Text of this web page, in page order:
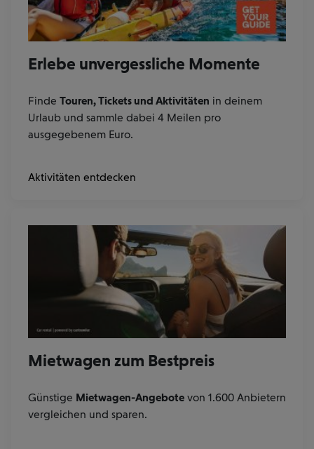
Erlebe unvergessliche Momente
Finde Touren, Tickets und Aktivitäten in deinem
Urlaub und sammle dabei 4 Meilen pro
ausgegebenem Euro.
Aktivitäten entdecken
Mietwagen zum Bestpreis
Günstige Mietwagen-Angebote von 1.600 Anbietern
vergleichen und sparen.